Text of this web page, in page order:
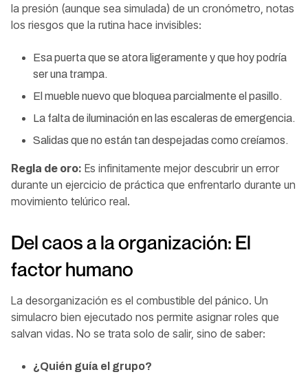
la presión (aunque sea simulada) de un cronómetro, notas
los riesgos que la rutina hace invisibles:
Esa puerta que se atora ligeramente y que hoy podría
ser una trampa.
El mueble nuevo que bloquea parcialmente el pasillo.
La falta de iluminación en las escaleras de emergencia.
Salidas que no están tan despejadas como creíamos.
Regla de oro: Es infinitamente mejor descubrir un error
durante un ejercicio de práctica que enfrentarlo durante un
movimiento telúrico real.
Del caos a la organización: El
factor humano
La desorganización es el combustible del pánico. Un
simulacro bien ejecutado nos permite asignar roles que
salvan vidas. No se trata solo de salir, sino de saber:
¿Quién guía el grupo?